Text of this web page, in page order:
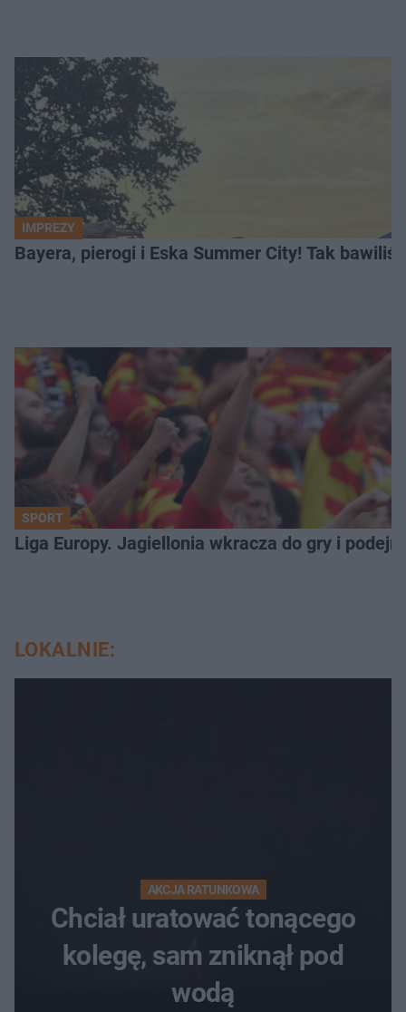
IMPREZY
Bayera, pierogi i Eska Summer City! Tak
SPORT
Liga Europy. Jagiellonia wkracza do gry i
LOKALNIE:
AKCJA RATUNKOWA
Chciał uratować tonącego
kolegę, sam zniknął pod
wodą